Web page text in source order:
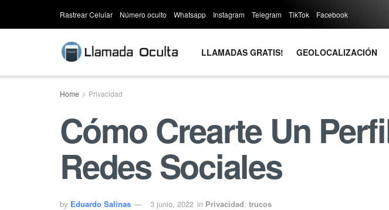
Rastrear Celular Número oculto Whatsapp Instagram Telegram TikTok Facebook
LLAMADAS GRATIS! GEOLOCALIZACIÓN
Home Privacidad
Cómo Crearte Un
Redes Sociales
by Eduardo Salinas 3 junio, 2022 in Privacidad, trucos